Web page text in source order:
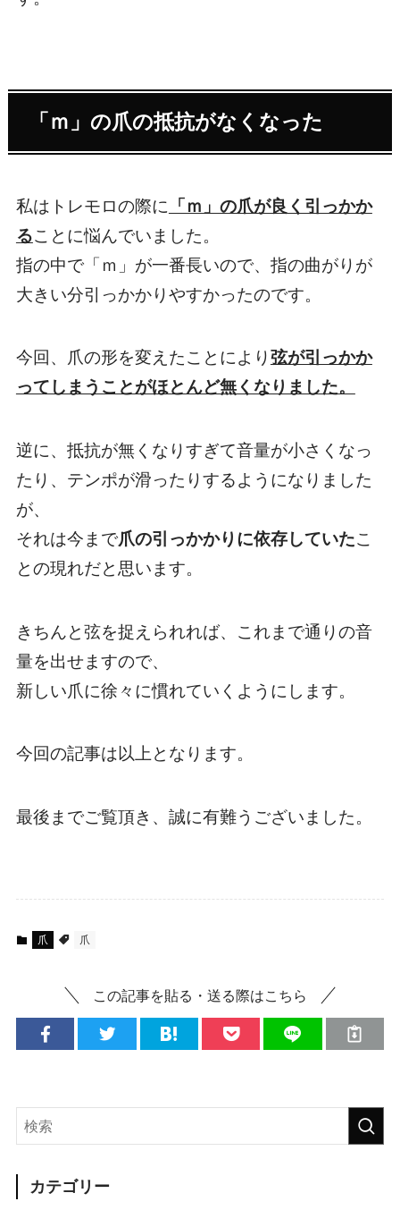
「ｍ」の爪の抵抗がなくなった
私はトレモロの際に 「ｍ」の爪が良く引っかか
ることに悩んでいました。
指の中で「ｍ」が一番長いので、指の曲がりが
大きい分引っかかりやすかったのです。
今回、爪の形を変えたことにより弦が引っかか
ってしまうことがほとんど無くなりました。
逆に、抵抗が無くなりすぎて音量が小さくなっ
たり、テンポが滑ったりするようになりました
が、
それは今まで爪の引っかかりに依存していたこ
との現れだと思います。
きちんと弦を捉えられれば、これまで通りの音
量を出せますので、
新しい爪に徐々に慣れていくようにします。
今回の記事は以上となります。
最後までご覧頂き、誠に有難うございました。
爪 爪
この記事を貼る・送る際はこちら
カテゴリー